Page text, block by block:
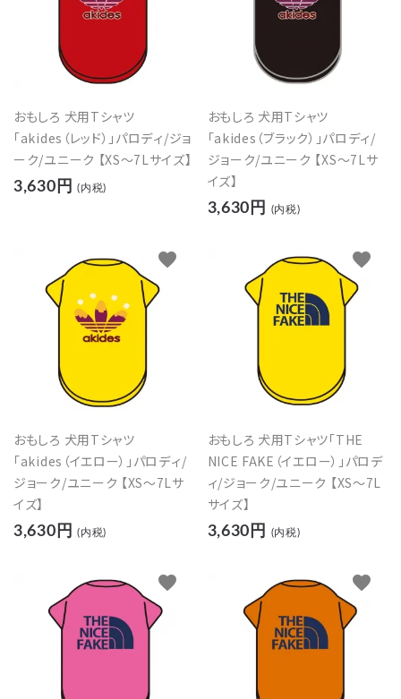
おもしろ 犬用Tシャツ
「akides（レッド）」パロディ/ジョ
ーク/ユニーク 【XS～7Lサイズ】
3,630円 (内税)
おもしろ 犬用Tシャツ
「akides（ブラック）」パロディ/
ジョーク/ユニーク 【XS～7Lサ
イズ】
3,630円 (内税)
おもしろ 犬用Tシャツ
「akides（イエロー）」パロディ/
ジョーク/ユニーク 【XS～7Lサ
イズ】
3,630円 (内税)
favorite
おもしろ 犬用Tシャツ「THE
NICE FAKE（イエロー）」パロデ
ィ/ジョーク/ユニーク 【XS～7L
サイズ】
3,630円 (内税)
favorite
favorite favorite